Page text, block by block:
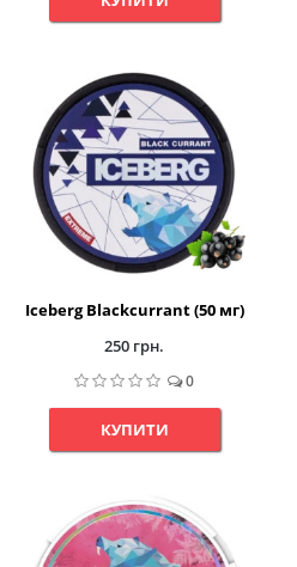
Iceberg Blackcurrant (50 мг)
250 грн.
0
КУПИТИ